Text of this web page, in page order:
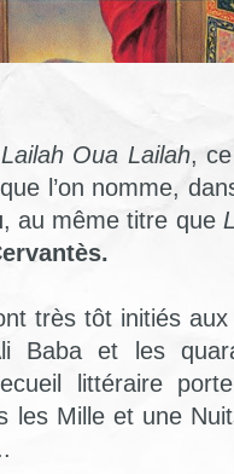
Oua Lailah,
l’on nomme,
, au même titre que
très tôt initiés aux
Baba et les
littéraire
les Mille et une